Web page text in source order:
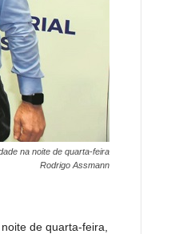
na noite de quarta-feira
Rodrigo Assmann
de quarta-feira,